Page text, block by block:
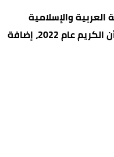
والإسلامية
للمدينة المقدسة، من خلال العديد من المبادرات والمشاريع الهاشمية، ومنها الكرسي المكتمل لدراسة فكر الإمام الغزالي عام 2012، ووقفية المصطفى لختم القرآن الكريم عام 2022، إضافة